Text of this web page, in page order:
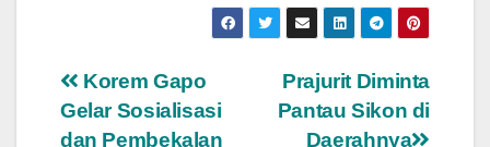
Navigasi
pos
Prajurit Diminta
Pantau Sikon di
Daerahnya
Korem Gapo
Gelar Sosialisasi
dan Pembekalan